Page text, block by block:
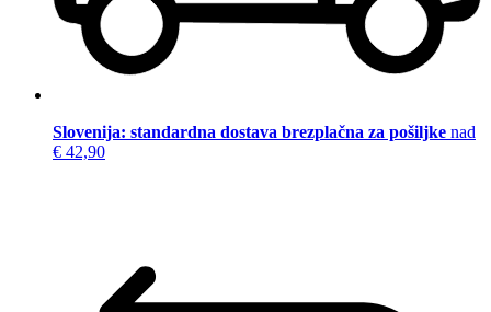
Slovenija: standardna dostava brezplačna za pošiljke nad
€ 42,90